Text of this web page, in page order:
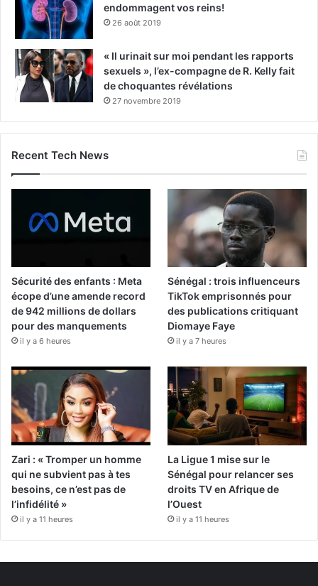
endommagent vos reins!
26 août 2019
« Il urinait sur moi pendant les rapports
sexuels », l’ex-compagne de R. Kelly fait
de choquantes révélations
27 novembre 2019
Recent Tech News
Sécurité des enfants : Meta
écope d’une amende record
de 942 millions de dollars
pour des manquements
il y a 6 heures
Sénégal : trois influenceurs
TikTok emprisonnés pour
des publications critiquant
Diomaye Faye
il y a 7 heures
Zari : « Tromper un homme
qui ne subvient pas à tes
besoins, ce n’est pas de
l’infidélité »
il y a 11 heures
La Ligue 1 mise sur le
Sénégal pour relancer ses
droits TV en Afrique de
l’Ouest
il y a 11 heures